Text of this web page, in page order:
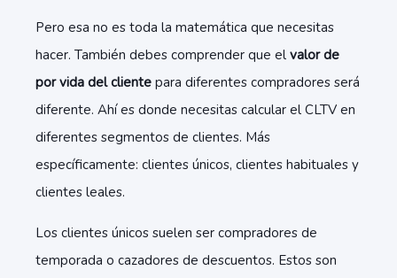
Pero esa no es toda la matemática que necesitas
hacer. También debes comprender que el valor de
por vida del cliente para diferentes compradores será
diferente. Ahí es donde necesitas calcular el CLTV en
diferentes segmentos de clientes. Más
específicamente: clientes únicos, clientes habituales y
clientes leales.
Los clientes únicos suelen ser compradores de
temporada o cazadores de descuentos. Estos son